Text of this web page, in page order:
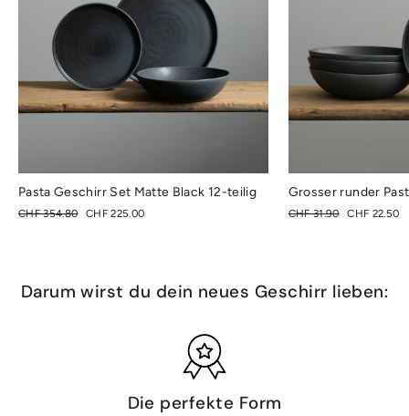
Pasta Geschirr Set Matte Black 12-teilig
Normaler
CHF 354.80 Sonderpreis
CHF 225.00
Grosser runder
Normaler
CHF 31.90 Sonderpreis
CHF 22.50
Darum wirst du dein neues Geschirr lieben:
Die perfekte Form